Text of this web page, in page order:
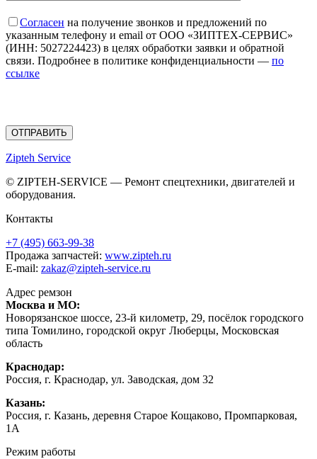
Согласен на получение звонков и предложений по
указанным телефону и email от ООО «ЗИПТЕХ-СЕРВИС»
(ИНН: 5027224423) в целях обработки заявки и обратной
связи. Подробнее в политике конфиденциальности — по
ссылке
Zipteh Service
© ZIPTEH-SERVICE — Ремонт спецтехники, двигателей и
оборудования.
Контакты
+7 (495) 663-99-38
Продажа запчастей: www.zipteh.ru
E-mail: zakaz@zipteh-service.ru
Адрес ремзон
Москва и МО:
Новорязанское шоссе, 23-й километр, 29, посёлок городского
типа Томилино, городской округ Люберцы, Московская
область
Краснодар:
Россия, г. Краснодар, ул. Заводская, дом 32
Казань:
Россия, г. Казань, деревня Старое Кощаково, Промпарковая,
1A
Режим работы